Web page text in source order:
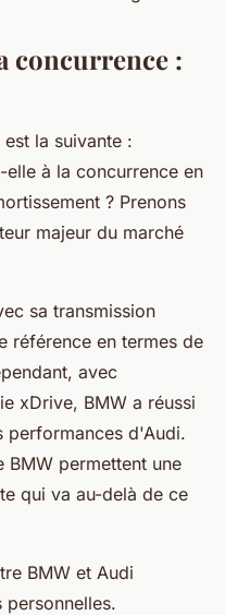
concurrence :
la suivante :
à la concurrence en
? Prenons
majeur du marché
sa transmission
référence en termes de
avec
xDrive, BMW a réussi
performances d'Audi.
BMW permettent une
qui va au-delà de ce
BMW et Audi